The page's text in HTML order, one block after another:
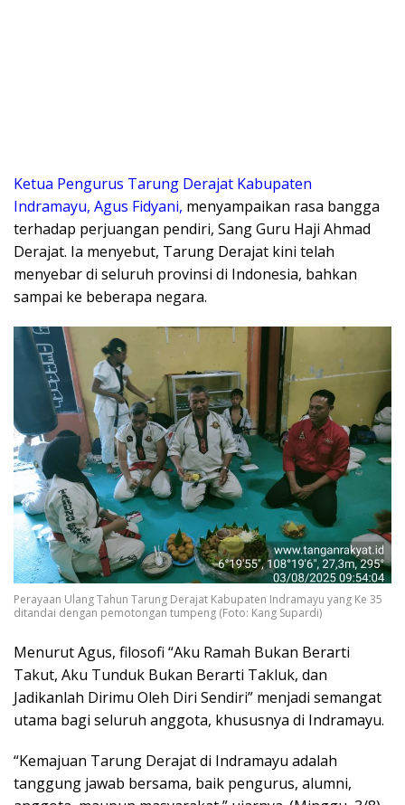
Ketua Pengurus Tarung Derajat Kabupaten
Indramayu, Agus Fidyani, menyampaikan rasa bangga
terhadap perjuangan pendiri, Sang Guru Haji Ahmad
Derajat. Ia menyebut, Tarung Derajat kini telah
menyebar di seluruh provinsi di Indonesia, bahkan
sampai ke beberapa negara.
Perayaan Ulang Tahun Tarung Derajat Kabupaten Indramayu yang Ke 35
ditandai dengan pemotongan tumpeng (Foto: Kang Supardi)
Menurut Agus, filosofi “Aku Ramah Bukan Berarti
Takut, Aku Tunduk Bukan Berarti Takluk, dan
Jadikanlah Dirimu Oleh Diri Sendiri” menjadi semangat
utama bagi seluruh anggota, khususnya di Indramayu.
“Kemajuan Tarung Derajat di Indramayu adalah
tanggung jawab bersama, baik pengurus, alumni,